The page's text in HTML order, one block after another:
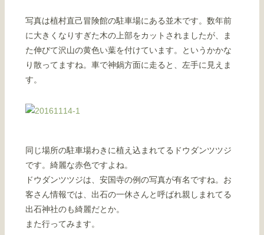
写真は植村直己冒険館の駐車場にある並木です。数年前
に大きくなりすぎた木の上部をカットされましたが、ま
た伸びて沢山の黄色い葉を付けています。というかかな
り散ってますね。車で神鍋方面に走ると、左手に見えま
す。
同じ場所の駐車場わきに植え込まれてるドウダンツツジ
です。綺麗な赤色ですよね。
ドウダンツツジは、安国寺の例の写真が有名ですね。お
客さん情報では、出石の一休さんと呼ばれ親しまれてる
出石神社のも綺麗だとか。
また行ってみます。